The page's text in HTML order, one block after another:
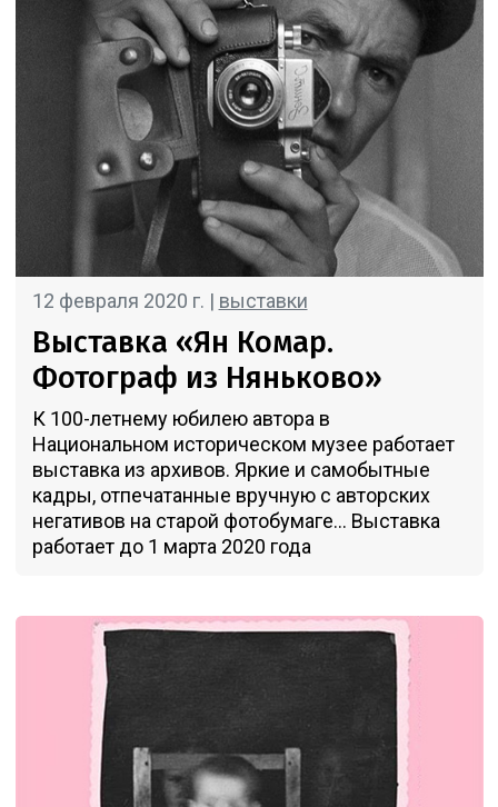
12 февраля 2020 г. | выставки
Выставка «Ян Комар.
Фотограф из Няньково»
К 100-летнему юбилею автора в
Национальном историческом музее работает
выставка из архивов. Яркие и самобытные
кадры, отпечатанные вручную с авторских
негативов на старой фотобумаге... Выставка
работает до 1 марта 2020 года